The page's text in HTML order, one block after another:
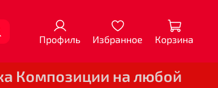
Профиль Избранное Корзина
Композиции на любой